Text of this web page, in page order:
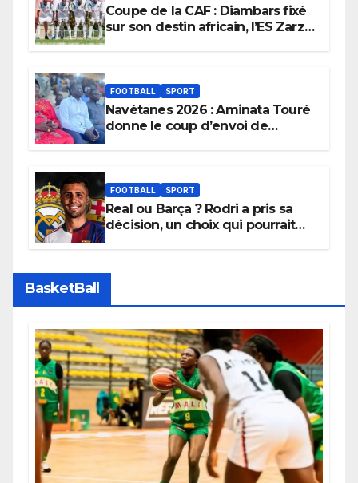
Coupe de la CAF : Diambars fixé
sur son destin africain, l’ES Zarzis
FOOTBALL SPORT
Navétanes 2026 : Aminata Touré
donne le coup d’envoi de
apaisées.
FOOTBALL SPORT
Real ou Barça ? Rodri a pris sa
décision, un choix qui pourrait
BasketBall